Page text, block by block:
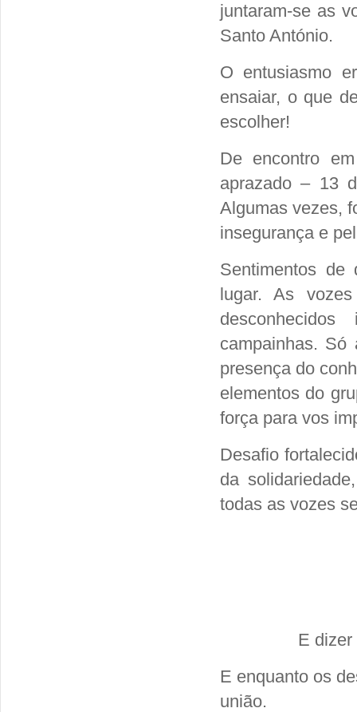
juntaram-se as
Santo António.
O entusiasmo
ensaiar, o que
escolher!
De encontro
aprazado – 13
Algumas vezes,
insegurança e
Sentimentos de
lugar. As
campainhas.
presença do
elementos do
força para vos
Desafio
da
todas as vozes
E
E enquanto os
união.